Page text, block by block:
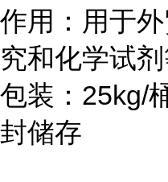
作用：用于
究和化学试
包装：25kg/
封储存